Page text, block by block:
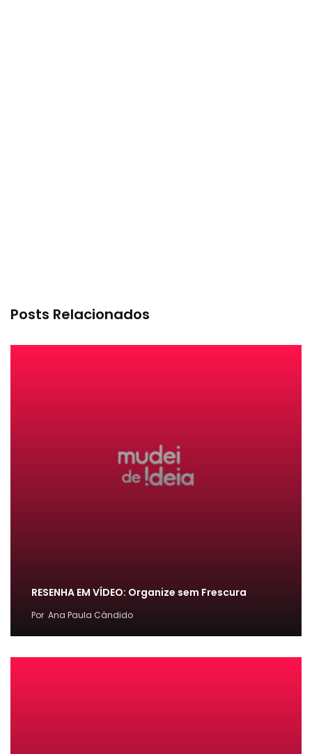
Posts Relacionados
RESENHA EM VÍDEO: Organize sem Frescura
Por Ana Paula Cândido